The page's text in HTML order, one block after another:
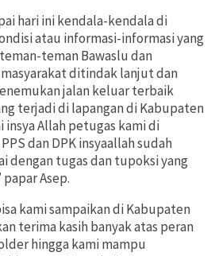
hari ini kendala-kendala di
atau informasi-informasi yang
teman Bawaslu dan
ditindak lanjut dan
jalan keluar terbaik
terjadi di lapangan di Kabupaten
insya Allah petugas kami di
dan DPK insyaallah sudah
dengan tugas dan tupoksi yang
Asep.
kami sampaikan di Kabupaten
terima kasih banyak atas peran
hingga kami mampu